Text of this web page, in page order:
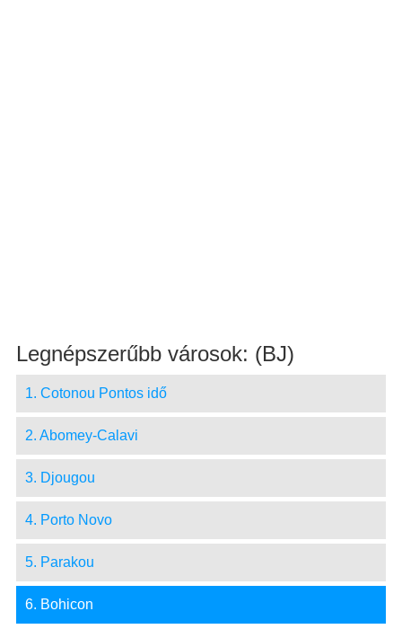
Legnépszerűbb városok: (BJ)
1. Cotonou Pontos idő
2. Abomey-Calavi
3. Djougou
4. Porto Novo
5. Parakou
6. Bohicon